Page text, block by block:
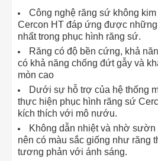
Công nghệ răng sứ không
Cercon HT đáp ứng được
nhất trong phục hình răng sứ.
Răng có độ bền cứng, khả
có khả năng chống đứt gẫy và
mòn cao
Dưới sự hỗ trợ của hệ thống
thực hiện phục hình răng sứ
kích thích với mô nướu.
Không dẫn nhiệt và nhờ sườn
nên có màu sắc giống như răng
tương phản với ánh sáng.